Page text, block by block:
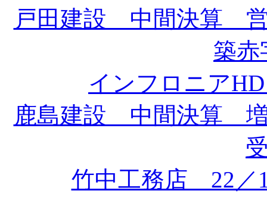
戸田建設 中間決算
築
インフロニア
鹿島建設 中間決算
竹中工務店 22／